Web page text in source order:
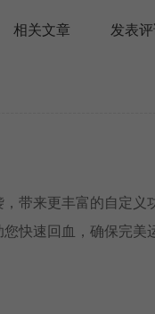
相关文章 发表
带来更丰富的自定
快速回血，确保完美